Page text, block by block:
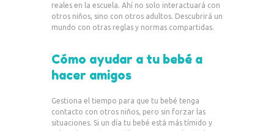
reales en la escuela. Ahí no solo interactuará con
otros niños, sino con otros adultos. Descubrirá un
mundo con otras reglas y normas compartidas.
Cómo ayudar a tu bebé a
hacer amigos
Gestiona el tiempo para que tu bebé tenga
contacto con otros niños, pero sin forzar las
situaciones. Si un día tu bebé está más tímido y